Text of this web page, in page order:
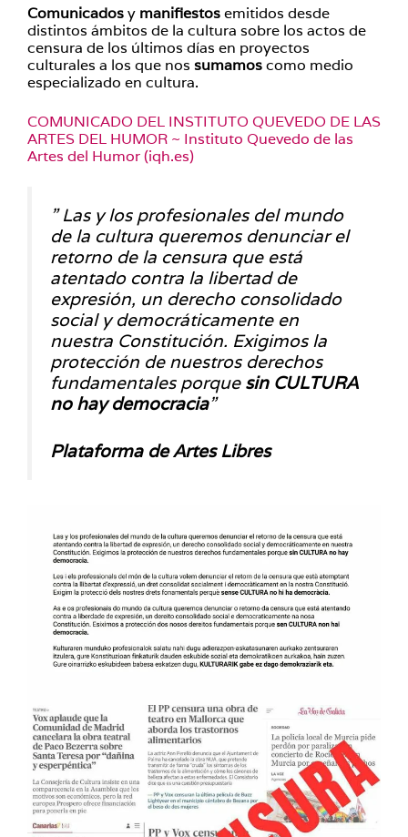
Comunicadosy manifiestosemitidos desde
distintos ámbitos de la cultura sobre los actos de
censura de los últimos días en proyectos
culturales a los que nos sumamoscomo medio
especializado en cultura.
COMUNICADO DEL INSTITUTO QUEVEDO DE LAS
ARTES DEL HUMOR ~ Instituto Quevedo de las
Artes del Humor (iqh.es)
” Las y los profesionales del mundo
de la cultura queremos denunciar el
retorno de la censura que está
atentado contra la libertad de
expresión, un derecho consolidado
social y democráticamente en
nuestra Constitución. Exigimos la
protección de nuestros derechos
fundamentales porque sin CULTURA
no hay democracia”
Plataforma de Artes Libres